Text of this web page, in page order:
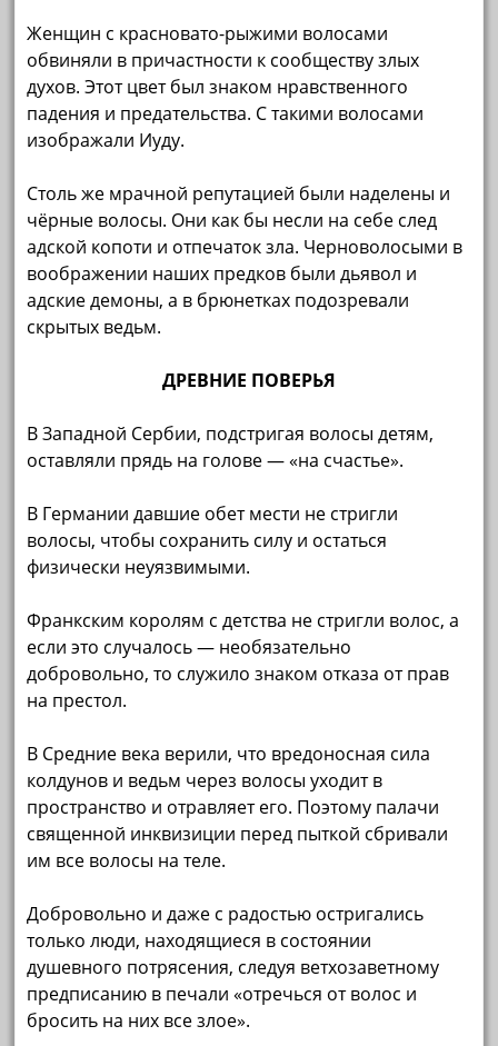
Женщин с красновато-рыжими волосами
обвиняли в причастности к сообществу злых
духов. Этот цвет был знаком нравственного
падения и предательства. С такими волосами
изображали Иуду.
Столь же мрачной репутацией были наделены и
чёрные волосы. Они как бы несли на себе след
адской копоти и отпечаток зла. Черноволосыми в
воображении наших предков были дьявол и
адские демоны, а в брюнетках подозревали
скрытых ведьм.
ДРЕВНИЕ ПОВЕРЬЯ
В Западной Сербии, подстригая волосы детям,
оставляли прядь на голове — «на счастье».
В Германии давшие обет мести не стригли
волосы, чтобы сохранить силу и остаться
физически неуязвимыми.
Франкским королям с детства не стригли волос, а
если это случалось — необязательно
добровольно, то служило знаком отказа от прав
на престол.
В Средние века верили, что вредоносная сила
колдунов и ведьм через волосы уходит в
пространство и отравляет его. Поэтому палачи
священной инквизиции перед пыткой сбривали
им все волосы на теле.
Добровольно и даже с радостью остригались
только люди, находящиеся в состоянии
душевного потрясения, следуя ветхозаветному
предписанию в печали «отречься от волос и
бросить на них все злое».